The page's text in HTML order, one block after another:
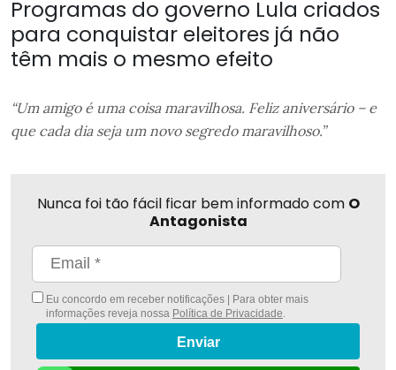
Programas do governo Lula criados
para conquistar eleitores já não
têm mais o mesmo efeito
“Um amigo é uma coisa maravilhosa. Feliz aniversário – e
que cada dia seja um novo segredo maravilhoso.”
Nunca foi tão fácil ficar bem informado com O
Antagonista
Eu concordo em receber notificações | Para obter mais
informações reveja nossa Política de Privacidade
Enviar